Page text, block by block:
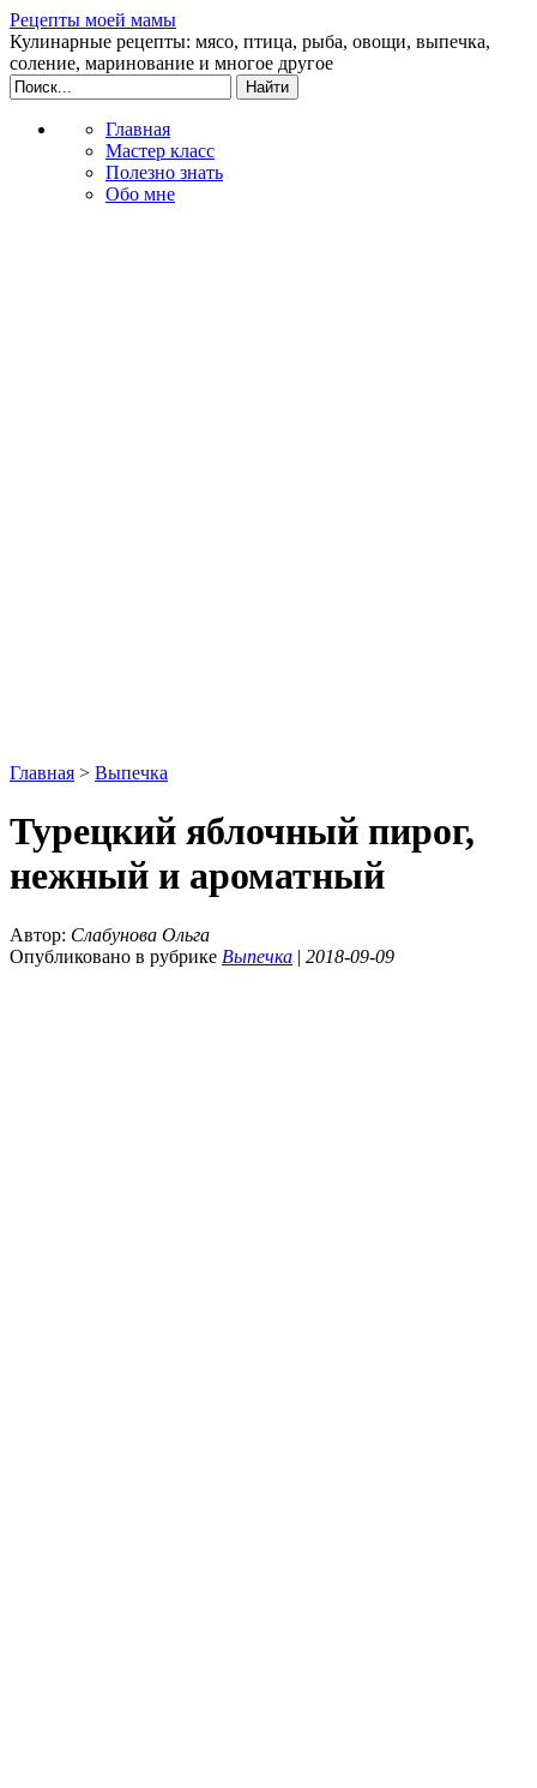
Рецепты моей мамы
Кулинарные рецепты: мясо, птица, рыба, овощи, выпечка,
соление, маринование и многое другое
Главная
Мастер класс
Полезно знать
Обо мне
Главная > Выпечка
Турецкий яблочный пирог,
нежный и ароматный
Автор: Слабунова Ольга
Опубликовано в рубрике Выпечка | 2018-09-09